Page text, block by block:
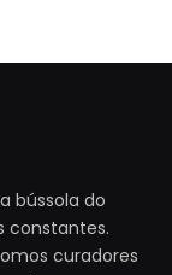
bússola do
constantes.
curadores